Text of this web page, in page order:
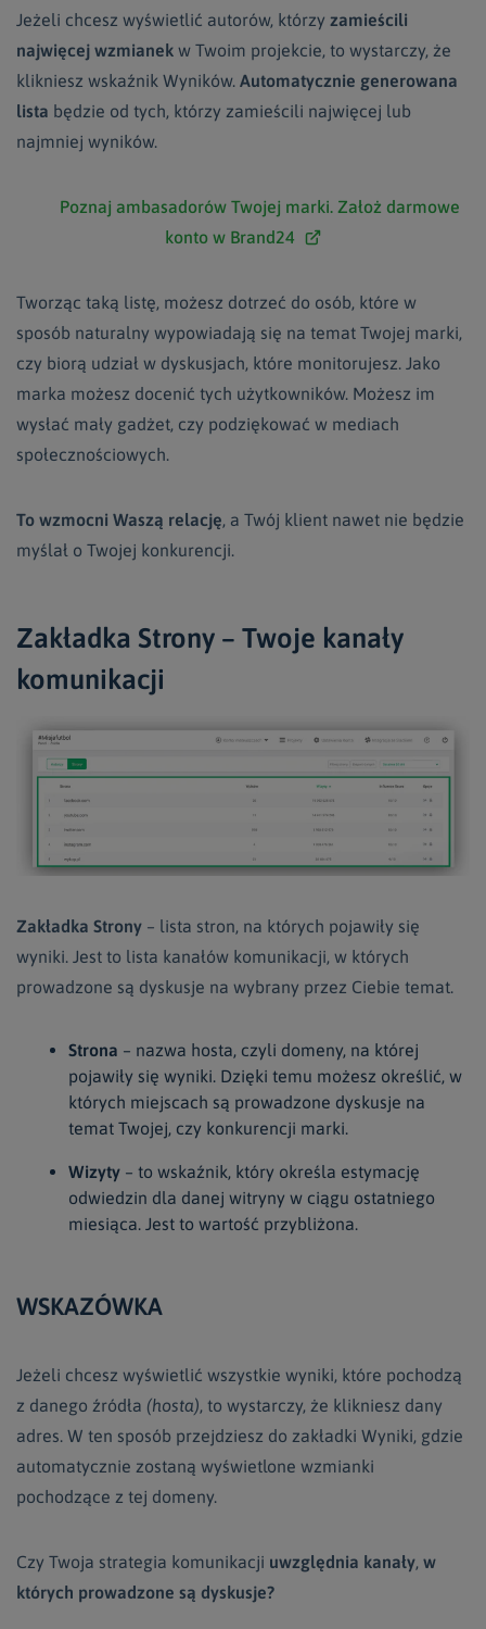
Jeżeli chcesz wyświetlić autorów, którzy zamieścili
najwięcej wzmianek w Twoim projekcie, to wystarczy, że
klikniesz wskaźnik Wyników. Automatycznie generowana
lista będzie od tych, którzy zamieścili najwięcej lub
najmniej wyników.
Poznaj ambasadorów Twojej marki. Założ darmowe
konto w Brand24
Tworząc taką listę, możesz dotrzeć do osób, które w
sposób naturalny wypowiadają się na temat Twojej marki,
czy biorą udział w dyskusjach, które monitorujesz. Jako
marka możesz docenić tych użytkowników. Możesz im
wysłać mały gadżet, czy podziękować w mediach
społecznościowych.
To wzmocni Waszą relację, a Twój klient nawet nie będzie
myślał o Twojej konkurencji.
Zakładka Strony – Twoje kanały
komunikacji
Zakładka Strony – lista stron, na których pojawiły się
wyniki. Jest to lista kanałów komunikacji, w których
prowadzone są dyskusje na wybrany przez Ciebie temat.
Strona – nazwa hosta, czyli domeny, na której
pojawiły się wyniki. Dzięki temu możesz określić, w
których miejscach są prowadzone dyskusje na
temat Twojej, czy konkurencji marki.
Wizyty – to wskaźnik, który określa estymację
odwiedzin dla danej witryny w ciągu ostatniego
miesiąca. Jest to wartość przybliżona.
WSKAZÓWKA
Jeżeli chcesz wyświetlić wszystkie wyniki, które pochodzą
z danego źródła (hosta), to wystarczy, że klikniesz dany
adres. W ten sposób przejdziesz do zakładki Wyniki, gdzie
automatycznie zostaną wyświetlone wzmianki
pochodzące z tej domeny.
Czy Twoja strategia komunikacji uwzględnia kanały, w
których prowadzone są dyskusje?